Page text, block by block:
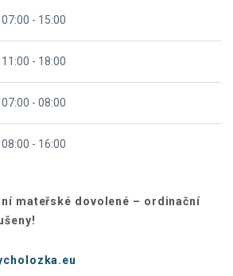
07:00 - 15:00
11:00 - 18:00
07:00 - 08:00
08:00 - 16:00
mateřské dovolené – ordinační